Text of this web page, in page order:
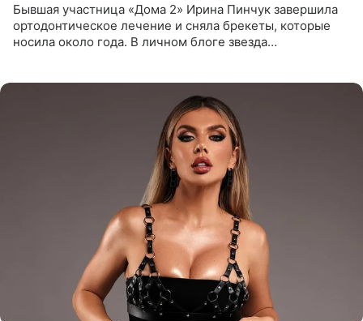
Бывшая участница «Дома 2» Ирина Пинчук завершила
ортодонтическое лечение и сняла брекеты, которые
носила около года. В личном блоге звезда